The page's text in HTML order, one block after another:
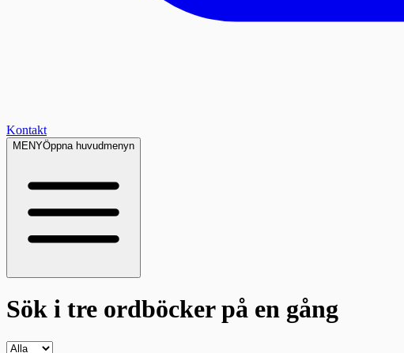
Kontakt
MENYÖppna huvudmenyn
Sök i tre ordböckerpå en gång